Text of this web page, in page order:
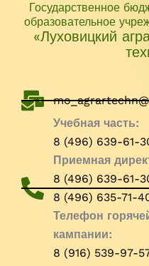
Государственное
образовательное
«Луховицкий
Учебная часть:
8 (496) 639-61-
Приемная
8 (496) 639-61-
8 (496) 635-71-
Телефон
кампании:
8 (916) 539-97-